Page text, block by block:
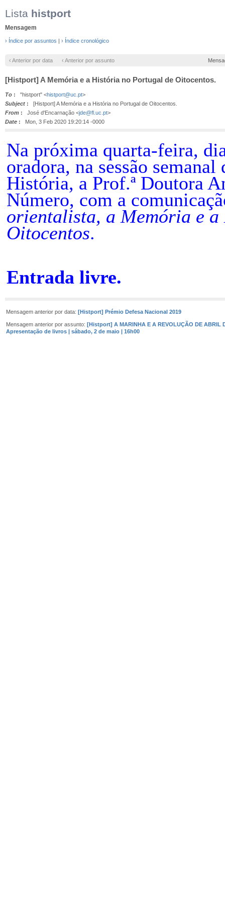
Lista histport
Mensagem
› Índice por assuntos | › Índice cronológico
‹ Anterior por data ‹ Anterior por assunto
[Histport] A Memória e a História no Portugal de Oitocentos.
To : "histport" <histport@uc.pt>
Subject : [Histport] A Memória e a História no Portugal de Oitocentos.
From : José d'Encarnação <jde@fl.uc.pt>
Date : Mon, 3 Feb 2020 19:20:14 -0000
Na próxima quarta-feira,
oradora, na sessão
História, a Prof.ª Doutora
Número, com a
orientalista, a Memória e
Oitocentos.
Entrada livre.
Mensagem anterior por data: [Histport] Prémio Defesa Nacional 2019
Mensagem anterior por assunto: [Histport] A MARINHA E A REVOLUÇÃO DE ABRIL
Apresentação de livros | sábado, 2 de maio | 16h00